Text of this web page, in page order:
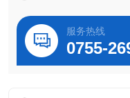
服务热线
0755-